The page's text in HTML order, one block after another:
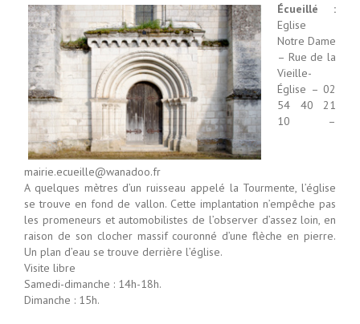
Écueillé :
Eglise
Notre Dame
– Rue de la
Vieille-
Église – 02
54 40 21
10 –
mairie.ecueille@wanadoo.fr
A quelques mètres d’un ruisseau appelé la Tourmente, l’église
se trouve en fond de vallon. Cette implantation n’empêche pas
les promeneurs et automobilistes de l’observer d’assez loin, en
raison de son clocher massif couronné d’une flèche en pierre.
Un plan d’eau se trouve derrière l’église.
Visite libre
Samedi-dimanche : 14h-18h.
Dimanche : 15h.